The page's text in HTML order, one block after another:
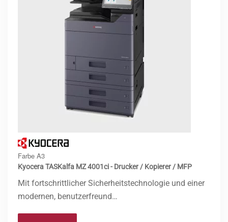
Farbe A3
Kyocera TASKalfa MZ 4001ci - Drucker / Kopierer / MFP
Mit fortschrittlicher Sicherheitstechnologie und einer
modernen, benutzerfreund…